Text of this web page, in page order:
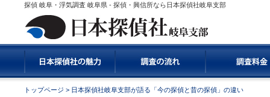
探偵 岐阜・浮気調査 岐阜県 - 探偵・興信所なら日本探偵社岐阜支部
トップページ > 日本探偵社岐阜支部が語る「今の探偵と昔の探偵」の違い